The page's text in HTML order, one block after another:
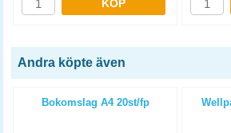
KÖP
Andra köpte även
Bokomslag A4 20st/fp